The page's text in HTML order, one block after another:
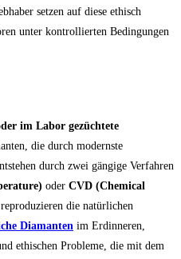
setzen auf diese ethisch
unter kontrollierten Bedingungen
im Labor gezüchtete
die durch modernste
durch zwei gängige Verfahren
oder CVD (Chemical
die natürlichen
Diamanten im Erdinneren,
ethischen Probleme, die mit dem